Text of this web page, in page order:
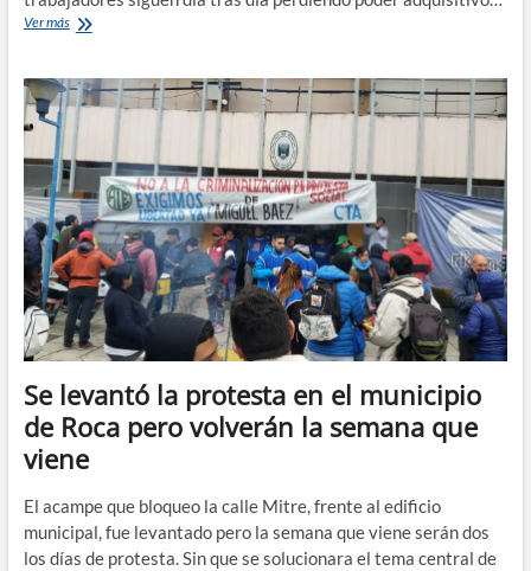
Ver másATE
«vergonzoso»
la
propuesta
del
municipio
de
Roca
Se levantó la protesta en el municipio
de Roca pero volverán la semana que
viene
El acampe que bloqueo la calle Mitre, frente al edificio
municipal, fue levantado pero la semana que viene serán dos
los días de protesta. Sin que se solucionara el tema central de